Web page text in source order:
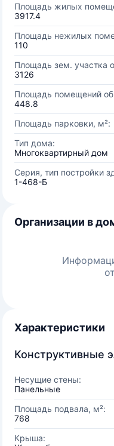
Площадь жилых
3917.4
Площадь нежилых
110
Площадь зем. участка
3126
Площадь помещений
448.8
Площадь парковки, м²:
Тип дома:
Многоквартирный дом
Серия, тип постройки
1-468-Б
Организации в
Характеристики
Конструктивные
Несущие стены:
Панельные
Площадь подвала, м²:
768
Крыша: